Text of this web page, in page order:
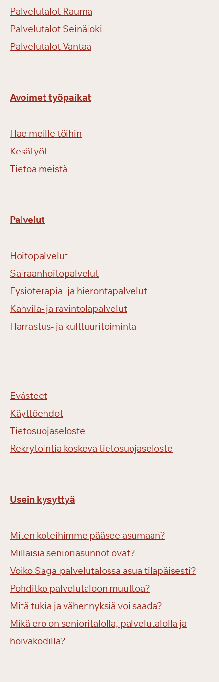
Palvelutalot Rauma
Palvelutalot Seinäjoki
Palvelutalot Vantaa
Avoimet työpaikat
Hae meille töihin
Kesätyöt
Tietoa meistä
Palvelut
Hoitopalvelut
Sairaanhoitopalvelut
Fysioterapia- ja hierontapalvelut
Kahvila- ja ravintolapalvelut
Harrastus- ja kulttuuritoiminta
Evästeet
Käyttöehdot
Tietosuojaseloste
Rekrytointia koskeva tietosuojaseloste
Usein kysyttyä
Miten koteihimme pääsee asumaan?
Millaisia senioriasunnot ovat?
Voiko Saga-palvelutalossa asua tilapäisesti?
Pohditko palvelutaloon muuttoa?
Mitä tukia ja vähennyksiä voi saada?
Mikä ero on senioritalolla, palvelutalolla ja
hoivakodilla?